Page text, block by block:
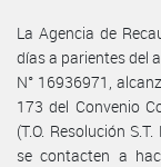
La Agencia de
días a parientes del
N° 16936971,
173 del Convenio
(T.O. Resolución
se contacten a